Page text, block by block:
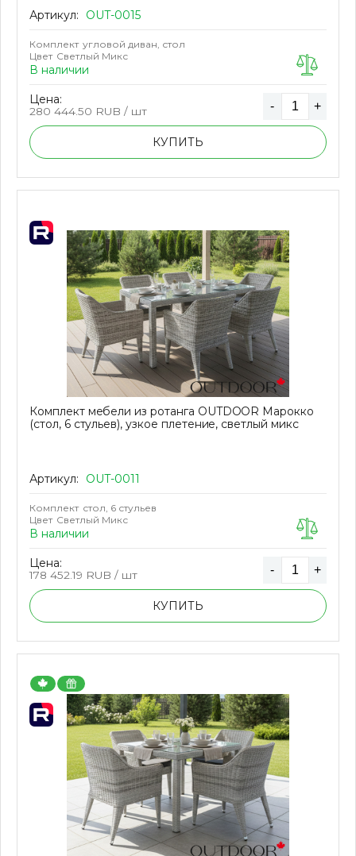
Артикул: OUT-0015
Комплект угловой диван, стол
Цвет Светлый Микс
В наличии
Цена:
280 444.50 RUB / шт - +
КУПИТЬ
Комплект мебели из ротанга OUTDOOR Марокко
(стол, 6 стульев), узкое плетение, светлый микс
Артикул: OUT-0011
Комплект стол, 6 стульев
Цвет Светлый Микс
В наличии
Цена:
178 452.19 RUB / шт - +
КУПИТЬ